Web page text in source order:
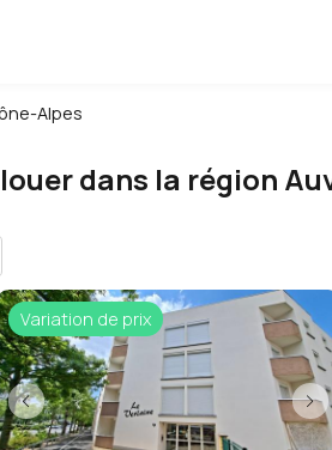
Alpes
dans la région
Variation de prix